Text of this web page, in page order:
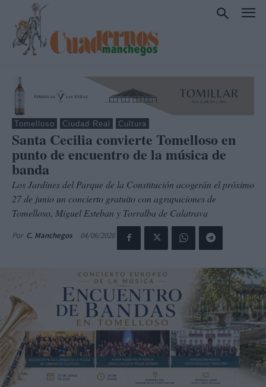
Tomelloso Ciudad Real Cultura
Santa Cecilia convierte Tomelloso en
punto de encuentro de la música de
banda
Los Jardines del Parque de la Constitución acogerán el próximo
27 de junio un concierto gratuito con agrupaciones de
Tomelloso, Miguel Esteban y Torralba de Calatrava
Por C. Manchegos 04/06/2026